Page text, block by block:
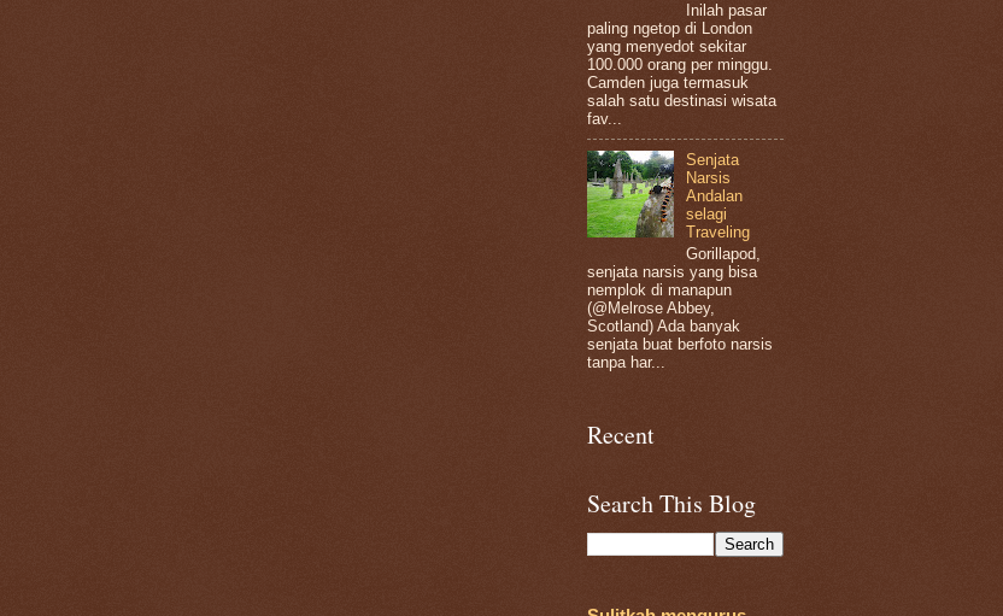
Inilah pasar
paling ngetop di London
yang menyedot sekitar
100.000 orang per minggu.
Camden juga termasuk
salah satu destinasi wisata
fav...
Senjata
Narsis
Andalan
selagi
Traveling
Gorillapod,
senjata narsis yang bisa
nemplok di manapun
(@Melrose Abbey,
Scotland) Ada banyak
senjata buat berfoto narsis
tanpa har...
Recent
Search This Blog